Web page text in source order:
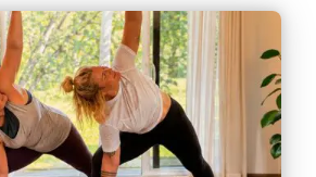
Mackenzie
(gratuit)